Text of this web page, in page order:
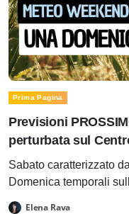
Prima Pagina
Previsioni
perturbata sul
Sabato caratterizzato
Domenica temporali
Elena Rava